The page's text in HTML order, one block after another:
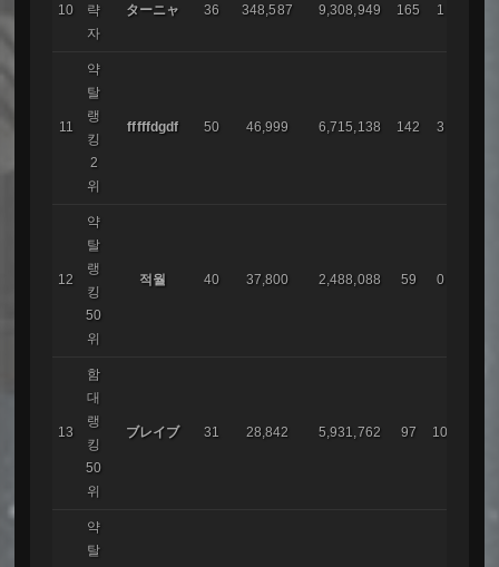
10
략
자
ターニャ 36 348,587 9,308,949 165 1
11
약
탈
랭
킹
2
위
fffffdgdf 50 46,999 6,715,138 142 3
12
약
탈
랭
킹
50
위
적월 40 37,800 2,488,088 59 0
13
함
대
랭
킹
50
위
ブレイブ 31 28,842 5,931,762 97 10
약
탈